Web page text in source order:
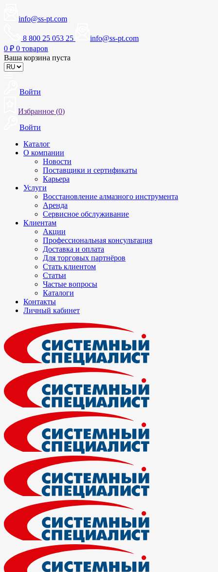
info@ss-pt.com
8 800 25 053 25
info@ss-pt.com
0 ₽ 0 товаров
Ваша корзина пуста
Войти
Избранное (0)
Войти
Каталог
О компании
Новости
Поставщики и сертификаты
Карьера
Услуги
Восстановление алмазного инструмента
Аренда
Сервисное обслуживание
Клиентам
Акции
Профессиональная консультация
Доставка и оплата
Для торговых партнёров
Стать клиентом
Статьи
Частые вопросы
Каталоги
Контакты
Личный кабинет